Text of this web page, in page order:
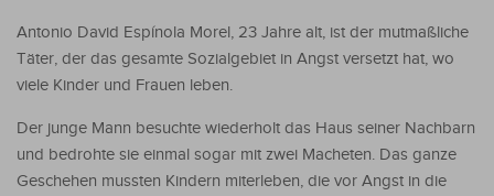
Antonio David Espínola Morel, 23 Jahre alt, ist der mutmaßliche
Täter, der das gesamte Sozialgebiet in Angst versetzt hat, wo
viele Kinder und Frauen leben.
Der junge Mann besuchte wiederholt das Haus seiner Nachbarn
und bedrohte sie einmal sogar mit zwei Macheten. Das ganze
Geschehen mussten Kindern miterleben, die vor Angst in die